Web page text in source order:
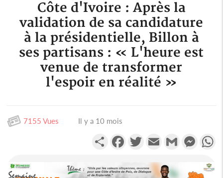
Côte d'Ivoire : Après la
validation de sa candidature
à la présidentielle, Billon à
ses partisans : « L'heure est
venue de transformer
l'espoir en réalité »
7155 Vues Il y a 10 mois
PartagerFacebookTwitterEmail Gmail